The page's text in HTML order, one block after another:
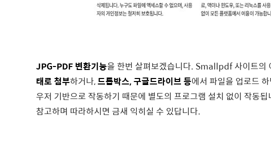
JPG-PDF 변환기능을 한번 살펴보겠습니다. Smallpdf 사이트의
태로 첨부하거나,드롭박스, 구글드라이브 등에서 파일을 업로드
우저 기반으로 작동하기 때문에 별도의 프로그램 설치 없이 작동
참고하며 따라하시면 금새 익히실 수 있답니다.